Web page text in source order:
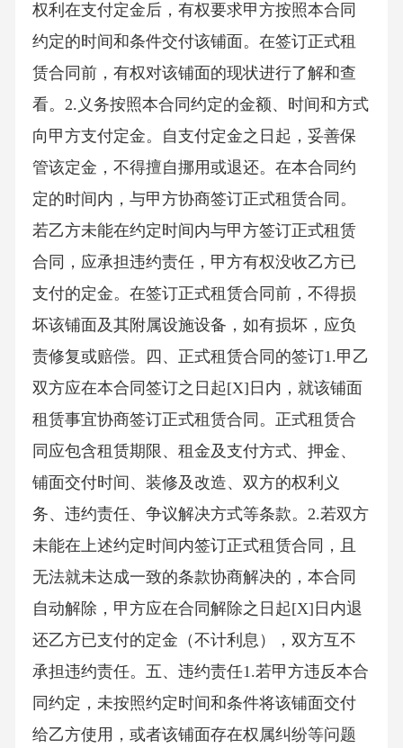
权利在支付定金后，有权要求甲方按照本合同
约定的时间和条件交付该铺面。在签订正式租
赁合同前，有权对该铺面的现状进行了解和查
看。2.义务按照本合同约定的金额、时间和方式
向甲方支付定金。自支付定金之日起，妥善保
管该定金，不得擅自挪用或退还。在本合同约
定的时间内，与甲方协商签订正式租赁合同。
若乙方未能在约定时间内与甲方签订正式租赁
合同，应承担违约责任，甲方有权没收乙方已
支付的定金。在签订正式租赁合同前，不得损
坏该铺面及其附属设施设备，如有损坏，应负
责修复或赔偿。四、正式租赁合同的签订1.甲乙
双方应在本合同签订之日起[X]日内，就该铺面
租赁事宜协商签订正式租赁合同。正式租赁合
同应包含租赁期限、租金及支付方式、押金、
铺面交付时间、装修及改造、双方的权利义
务、违约责任、争议解决方式等条款。2.若双方
未能在上述约定时间内签订正式租赁合同，且
无法就未达成一致的条款协商解决的，本合同
自动解除，甲方应在合同解除之日起[X]日内退
还乙方已支付的定金（不计利息），双方互不
承担违约责任。五、违约责任1.若甲方违反本合
同约定，未按照约定时间和条件将该铺面交付
给乙方使用，或者该铺面存在权属纠纷等问题